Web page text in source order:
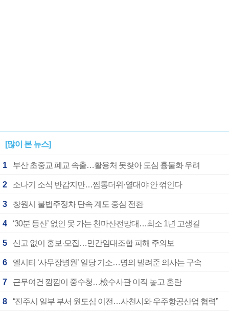
[많이 본 뉴스]
1 부산 초중교 폐교 속출…활용처 못찾아 도심 흉물화 우려
2 소나기 소식 반갑지만…찜통더위·열대야 안 꺾인다
3 창원시 불법주정차 단속 계도 중심 전환
4 ‘30분 등산’ 없인 못 가는 천마산전망대…최소 1년 고생길
5 신고 없이 홍보·모집…민간임대조합 피해 주의보
6 엘시티 ‘사무장병원’ 일당 기소…명의 빌려준 의사는 구속
7 근무여건 깜깜이 중수청…檢수사관 이직 놓고 혼란
8 “진주시 일부 부서 원도심 이전…사천시와 우주항공산업 협력”